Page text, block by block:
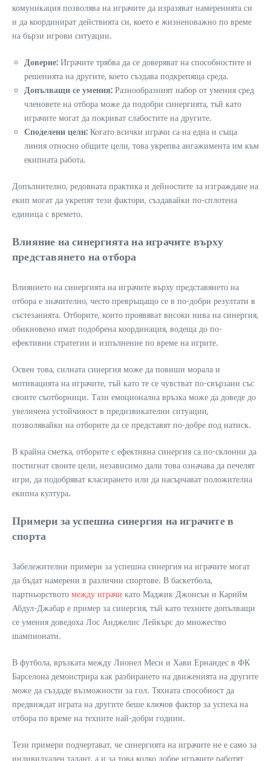
комуникация позволява на играчите да изразяват намеренията си
и да координират действията си, което е жизненоважно по време
на бързи игрови ситуации.
Доверие: Играчите трябва да се доверяват на способностите и
решенията на другите, което създава подкрепяща среда.
Допълващи се умения: Разнообразният набор от умения сред
членовете на отбора може да подобри синергията, тъй като
играчите могат да покриват слабостите на другите.
Споделени цели: Когато всички играчи са на една и съща
линия относно общите цели, това укрепва ангажимента им към
екипната работа.
Допълнително, редовната практика и дейностите за изграждане на
екип могат да укрепят тези фактори, създавайки по-сплотена
единица с времето.
Влияние на синергията на играчите върху
представянето на отбора
Влиянието на синергията на играчите върху представянето на
отбора е значително, често превръщащо се в по-добри резултати в
състезанията. Отборите, които проявяват високи нива на синергия,
обикновено имат подобрена координация, водеща до по-
ефективни стратегии и изпълнение по време на игрите.
Освен това, силната синергия може да повиши морала и
мотивацията на играчите, тъй като те се чувстват по-свързани със
своите съотборници. Тази емоционална връзка може да доведе до
увеличена устойчивост в предизвикателни ситуации,
позволявайки на отборите да се представят по-добре под натиск.
В крайна сметка, отборите с ефективна синергия са по-склонни да
постигнат своите цели, независимо дали това означава да печелят
игри, да подобряват класирането или да насърчават положителна
екипна култура.
Примери за успешна синергия на играчите в
спорта
Забележителни примери за успешна синергия на играчите могат
да бъдат намерени в различни спортове. В баскетбола,
партньорството между играчи като Маджик Джонсън и Карийм
Абдул-Джабар е пример за синергия, тъй като техните допълващи
се умения доведоха Лос Анджелис Лейкърс до множество
шампионати.
В футбола, връзката между Лионел Меси и Хави Ернандес в ФК
Барселона демонстрира как разбирането на движенията на другите
може да създаде възможности за гол. Тяхната способност да
предвиждат играта на другите беше ключов фактор за успеха на
отбора по време на техните най-добри години.
Тези примери подчертават, че синергията на играчите не е само за
индивидуален талант, а и за това колко добре играчите работят